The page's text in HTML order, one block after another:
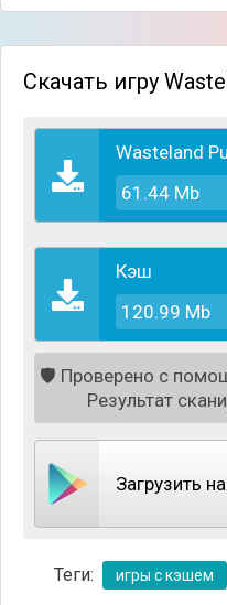
везде бродят
страдает, и во многих
норму в тысячи раз.
ещё есть, пока на
вместе с командой
Скачать игру
Wasteland
61.44 Mb
Кэш
120.99 Mb
🛡️ Проверено с
Результат
Загрузить
Теги: игры с кэшем